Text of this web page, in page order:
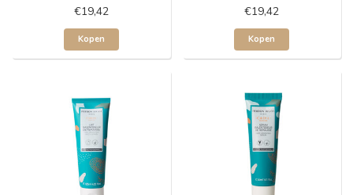
€19,42
Kopen
€19,42
Kopen